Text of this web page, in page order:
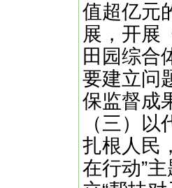
值超亿元
展，开展
田园综合
要建立问
保监督成
（三）
扎根人民
在行动”